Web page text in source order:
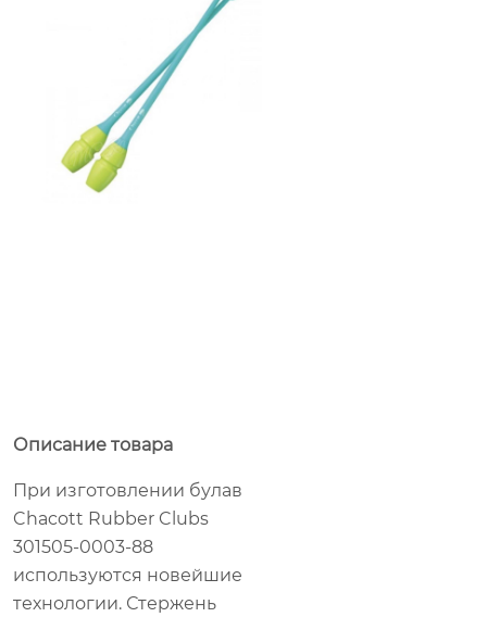
Описание товара
При изготовлении булав
Chacott Rubber Clubs
301505-0003-88
используются новейшие
технологии. Стержень